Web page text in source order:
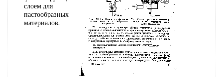
слоем для
пастообразных
материалов.